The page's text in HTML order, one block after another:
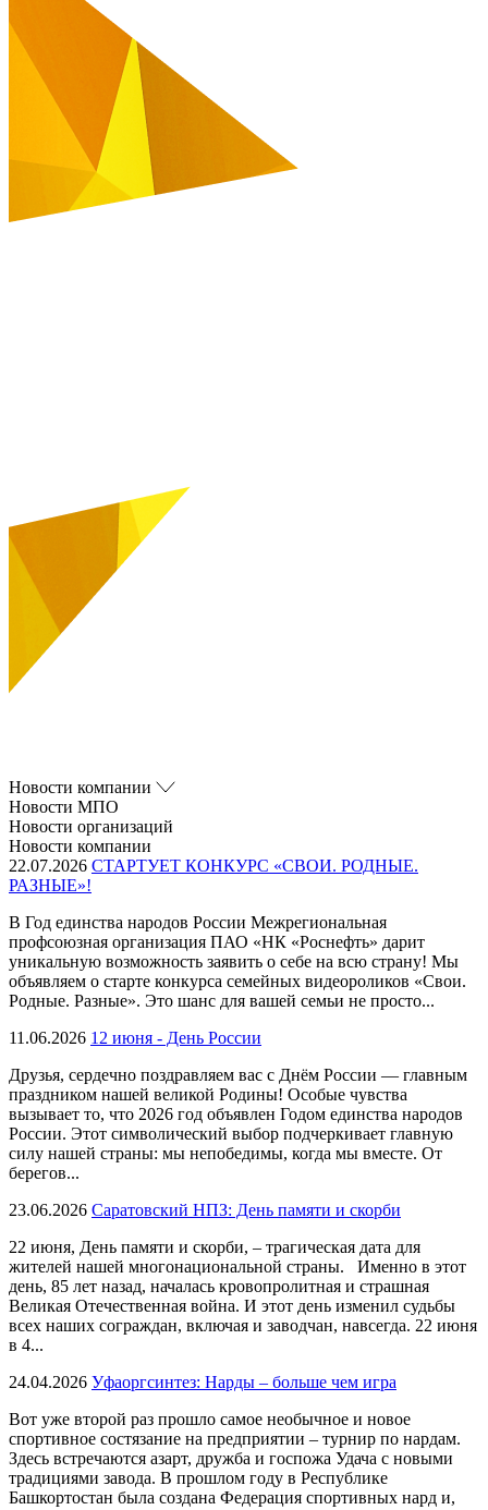
Новости компании
Новости МПО
Новости организаций
Новости компании
22.07.2026 СТАРТУЕТ КОНКУРС «СВОИ. РОДНЫЕ.
РАЗНЫЕ»!
В Год единства народов России Межрегиональная
профсоюзная организация ПАО «НК «Роснефть» дарит
уникальную возможность заявить о себе на всю страну! Мы
объявляем о старте конкурса семейных видеороликов «Свои.
Родные. Разные». Это шанс для вашей семьи не просто...
11.06.2026 12 июня - День России
Друзья, сердечно поздравляем вас с Днём России — главным
праздником нашей великой Родины! Особые чувства
вызывает то, что 2026 год объявлен Годом единства народов
России. Этот символический выбор подчеркивает главную
силу нашей страны: мы непобедимы, когда мы вместе. От
берегов...
23.06.2026 Саратовский НПЗ: День памяти и скорби
22 июня, День памяти и скорби, – трагическая дата для
жителей нашей многонациональной страны. Именно в этот
день, 85 лет назад, началась кровопролитная и страшная
Великая Отечественная война. И этот день изменил судьбы
всех наших сограждан, включая и заводчан, навсегда. 22 июня
в 4...
24.04.2026 Уфаоргсинтез: Нарды – больше чем игра
Вот уже второй раз прошло самое необычное и новое
спортивное состязание на предприятии – турнир по нардам.
Здесь встречаются азарт, дружба и госпожа Удача с новыми
традициями завода. В прошлом году в Республике
Башкортостан была создана Федерация спортивных нард и,